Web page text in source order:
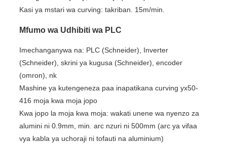
Kasi ya mstari wa curving: takriban. 15m/min.
Mfumo wa Udhibiti wa PLC
Imechanganywa na: PLC (Schneider), Inverter
(Schneider), skrini ya kugusa (Schneider), encoder
(omron), nk
Mashine ya kutengeneza paa inapatikana curving yx50-
416 moja kwa moja jopo
Kwa jopo la moja kwa moja: wakati unene wa nyenzo za
alumini ni 0.9mm, min. arc nzuri ni 500mm (arc ya vifaa
vya kabla ya uchoraji ni tofauti na aluminium)